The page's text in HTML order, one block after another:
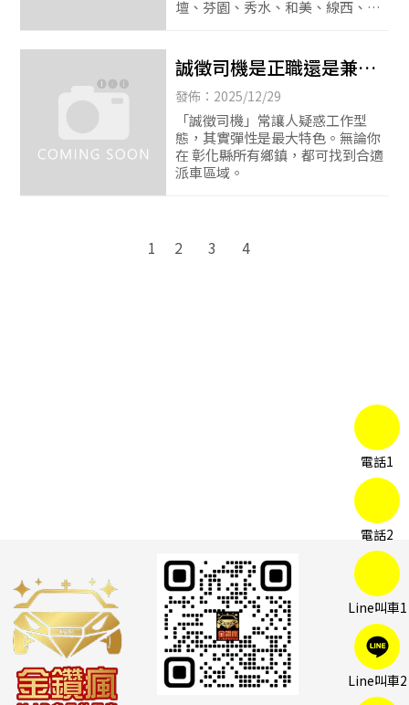
壇、芬園、秀水、和美、線西、伸
頭、二林、竹塘、芳
誠徵司機是正職還是兼
職？彈性工作方式說明|計
程車司機|埔鹽計程車司機|
發佈：2025/12/29
「誠徵司機」常讓人疑惑工作型
態，其實彈性是最大特色。無論你
在 彰化縣所有鄉鎮，都可找到合適
派車區域。
1 2 3 4